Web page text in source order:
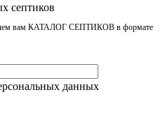
септиков
вам КАТАЛОГ СЕПТИКОВ в формате
данных